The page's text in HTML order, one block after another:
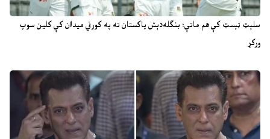
سلېټ ټېسټ کې هم ماتې؛ بنګله‌دېش پاکستان ته په کورني میدان کې کلین سوپ
ورکړ